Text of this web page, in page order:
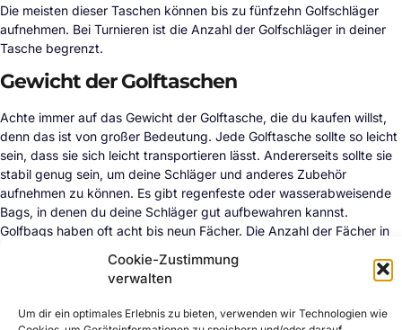
Cookie-Zustimmung
verwalten
Um dir ein optimales Erlebnis zu bieten, verwenden wir Technologien wie
Die meisten dieser Taschen können bis zu fünfzehn Golfschläger
aufnehmen. Bei Turnieren ist die Anzahl der Golfschläger in deiner
Tasche begrenzt.
Gewicht der Golftaschen
Achte immer auf das Gewicht der Golftasche, die du kaufen willst,
denn das ist von großer Bedeutung. Jede Golftasche sollte so leicht
sein, dass sie sich leicht transportieren lässt. Andererseits sollte sie
stabil genug sein, um deine Schläger und anderes Zubehör
aufnehmen zu können. Es gibt regenfeste oder wasserabweisende
Bags, in denen du deine Schläger gut aufbewahren kannst.
Golfbags haben oft acht bis neun Fächer. Die Anzahl der Fächer in
ab, das du auf den Golfplatz mitnehmen willst. Wenn du mehrere
Golfschläger mitnimmst, kannst du eine Tasche mit vielen
Unterteilungen kaufen. Solche Taschen sind ein bisschen schwerer
als die normalen Taschen. Ein paar von ihnen wiegen kaum 5 Pfund.